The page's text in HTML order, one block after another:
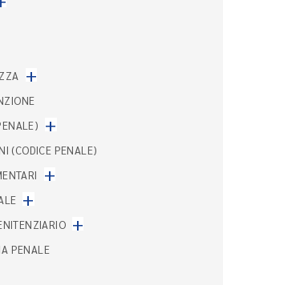
+
+
(CODICE PENALE)
+
+
+
PENALE